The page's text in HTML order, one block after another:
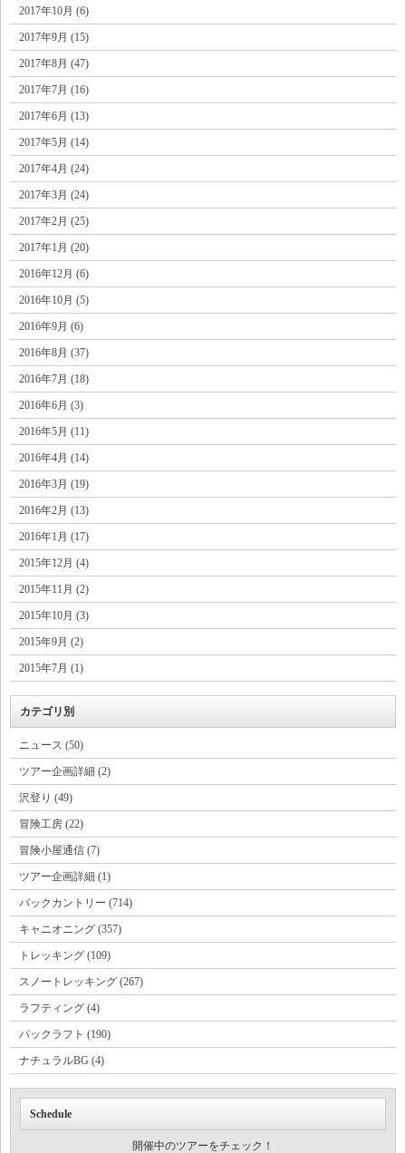
2017年10月 (6)
2017年9月 (15)
2017年8月 (47)
2017年7月 (16)
2017年6月 (13)
2017年5月 (14)
2017年4月 (24)
2017年3月 (24)
2017年2月 (25)
2017年1月 (20)
2016年12月 (6)
2016年10月 (5)
2016年9月 (6)
2016年8月 (37)
2016年7月 (18)
2016年6月 (3)
2016年5月 (11)
2016年4月 (14)
2016年3月 (19)
2016年2月 (13)
2016年1月 (17)
2015年12月 (4)
2015年11月 (2)
2015年10月 (3)
2015年9月 (2)
2015年7月 (1)
カテゴリ別
ニュース (50)
ツアー企画詳細 (2)
沢登り (49)
冒険工房 (22)
冒険小屋通信 (7)
ツアー企画詳細 (1)
バックカントリー (714)
キャニオニング (357)
トレッキング (109)
スノートレッキング (267)
ラフティング (4)
パックラフト (190)
ナチュラルBG (4)
Schedule
開催中のツアーをチェック！